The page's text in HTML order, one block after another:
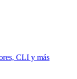
CLI y más